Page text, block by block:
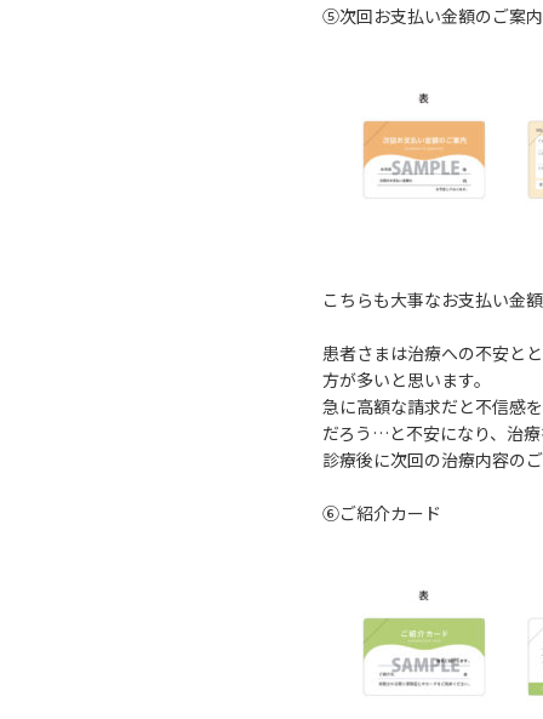
⑤次回お支払い金額のご案
こちらも大事なお支払い金
患者さまは治療への不安と
方が多いと思います。
急に高額な請求だと不信感
だろう…と不安になり、治
診療後に次回の治療内容の
⑥ご紹介カード